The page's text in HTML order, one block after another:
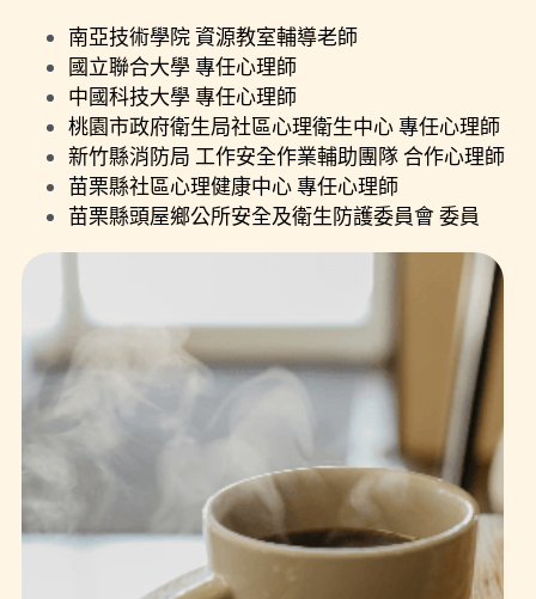
南亞技術學院 資源教室輔導老師
國立聯合大學 專任心理師
中國科技大學 專任心理師
桃園市政府衛生局社區心理衛生中心 專任心理師
新竹縣消防局 工作安全作業輔助團隊 合作心理師
苗栗縣社區心理健康中心 專任心理師
苗栗縣頭屋鄉公所安全及衛生防護委員會 委員